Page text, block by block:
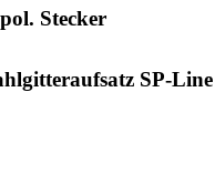
Stecker
SP-